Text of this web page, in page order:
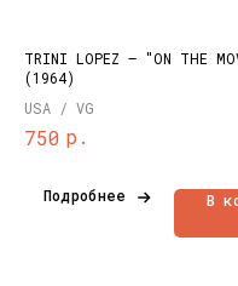
TRINI LOPEZ – "ON THE
(1964)
USA / VG
750 р.
Подробнее В
Каталог
Доставка и оплата
Контакты